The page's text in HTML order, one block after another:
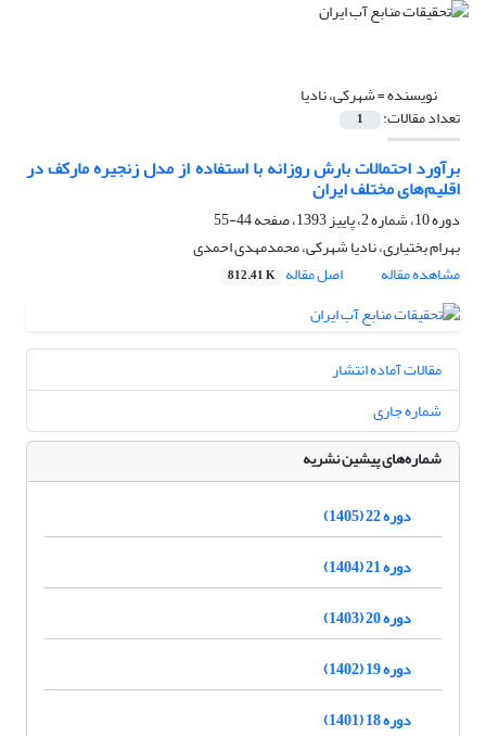
نویسنده =شهرکی، نادیا
تعداد مقالات: 1
برآورد احتمالات بارش روزانه با استفاده از مدل زنجیره مارکف در
اقلیم‌های مختلف ایران
دوره 10، شماره 2، پاییز 1393، صفحه
44-55
بهرام بختیاری، نادیا شهرکی، محمدمهدی احمدی
مشاهده مقاله
اصل مقاله 812.41 K
مقالات آماده انتشار
شماره جاری
شماره‌های پیشین نشریه
دوره 22 (1405)
دوره 21 (1404)
دوره 20 (1403)
دوره 19 (1402)
دوره 18 (1401)